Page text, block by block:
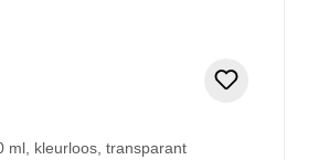
ml, kleurloos, transparant